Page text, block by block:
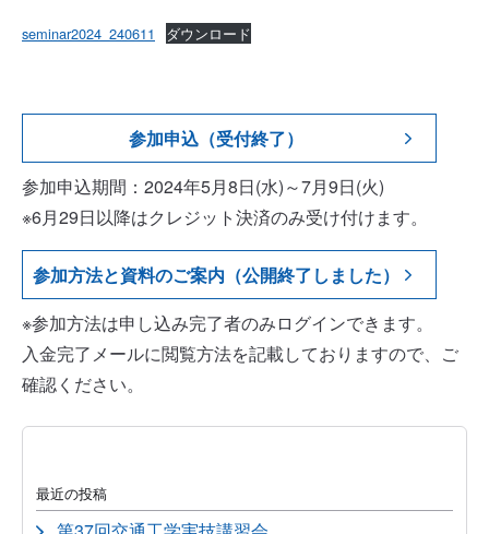
seminar2024_240611 ダウンロード
参加申込（受付終了）
参加申込期間：2024年5月8日(水)～7月9日(火)
※6月29日以降はクレジット決済のみ受け付けます。
参加方法と資料のご案内（公開終了しました）
※参加方法は申し込み完了者のみログインできます。
入金完了メールに閲覧方法を記載しておりますので、ご
確認ください。
最近の投稿